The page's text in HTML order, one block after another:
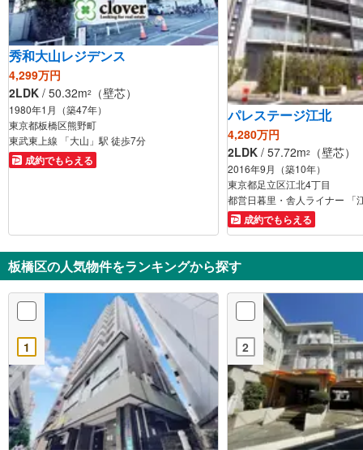
秀和大山レジデンス
4,299万円
2LDK / 50.32m2 （壁芯）
1980年1月（築47年）
東京都板橋区熊野町
東武東上線 「大山」駅 徒歩7分
成約でもらえる
パレステージ江北
4,280万円
2LDK / 57.72m2 （壁芯）
2016年9月（築10年）
東京都足立区江北4丁目
都営日暮里・舎人ライナー 「
成約でもらえる
板橋区の人気物件をランキングから探す
1 2